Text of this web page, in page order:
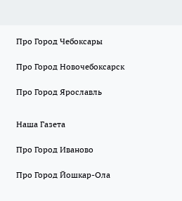
Про Город Чебоксары
Про Город Новочебоксарск
Про Город Ярославль
Наша Газета
Про Город Иваново
Про Город Йошкар-Ола